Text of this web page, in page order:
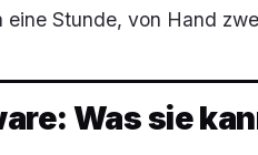
Stunde, von Hand
Was sie